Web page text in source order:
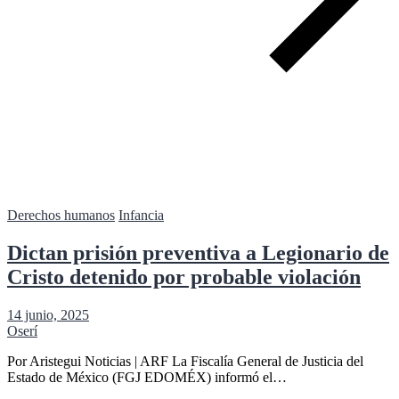
Derechos humanos Infancia
Dictan prisión preventiva a Legionario de
Cristo detenido por probable violación
14 junio, 2025
Oserí
Por Aristegui Noticias | ARF La Fiscalía General de Justicia del
Estado de México (FGJ EDOMÉX) informó el…